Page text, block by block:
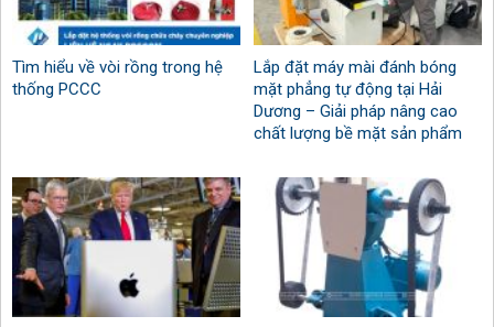
Tìm hiểu về vòi rồng trong hệ
thống PCCC
Lắp đặt máy mài đánh bóng
mặt phẳng tự động tại Hải
Dương – Giải pháp nâng cao
chất lượng bề mặt sản phẩm